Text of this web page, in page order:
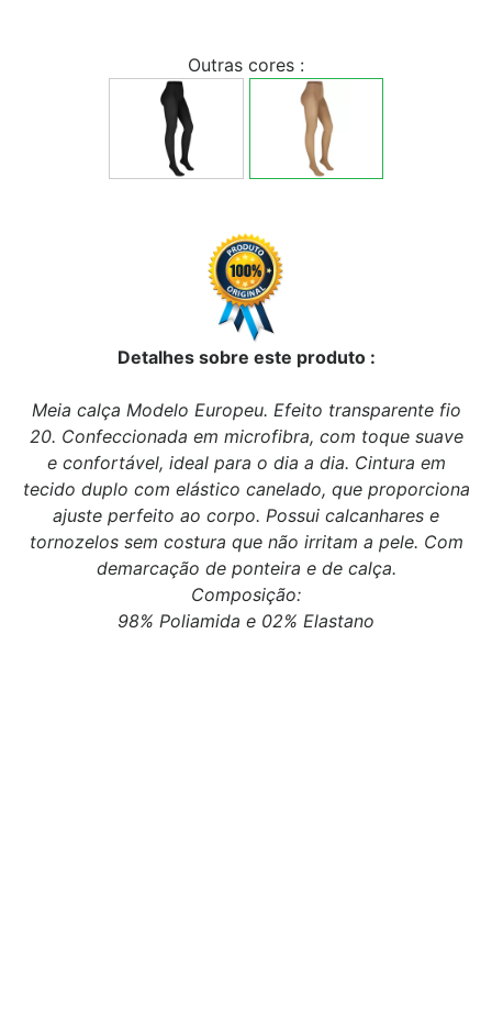
Outras cores :
Detalhes sobre este produto :
Meia calça Modelo Europeu. Efeito transparente fio
20. Confeccionada em microfibra, com toque suave
e confortável, ideal para o dia a dia. Cintura em
tecido duplo com elástico canelado, que proporciona
ajuste perfeito ao corpo. Possui calcanhares e
tornozelos sem costura que não irritam a pele. Com
demarcação de ponteira e de calça.
Composição:
98% Poliamida e 02% Elastano